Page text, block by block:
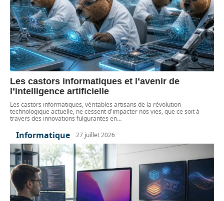
Les castors informatiques et l’avenir de
l’intelligence artificielle
Les castors informatiques, véritables artisans de la révolution
technologique actuelle, ne cessent d'impacter nos vies, que ce soit à
travers des innovations fulgurantes en…
Informatique 27 juillet 2026